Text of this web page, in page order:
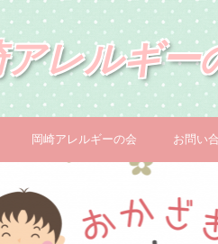
レルギー
岡崎アレルギーの会 お問い